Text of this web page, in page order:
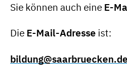
Sie können auch eine E-
Die E-Mail-Adresse ist:
bildung@saarbruecken.de